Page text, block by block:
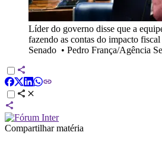
Líder do governo disse que a
fazendo as contas do impacto
Senado • Pedro França/Agência
Compartilhar matéria